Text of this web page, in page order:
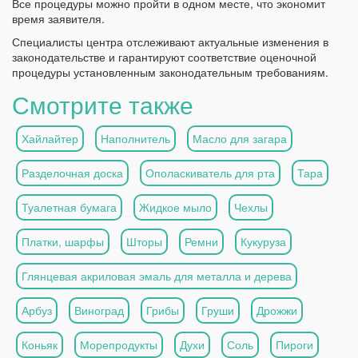
Все процедуры можно пройти в одном месте, что экономит
время заявителя.
Специалисты центра отслеживают актуальные изменения в
законодательстве и гарантируют соответствие оценочной
процедуры установленным законодательным требованиям.
Смотрите также
Хайлайтер Наполнитель Масло для загара
Разделочная доска Ополаскиватель для рта Тара
Туалетная бумага Жидкое мыло Чехлы
Платки, шарфы Шторы Ремни Кукуруза
Глянцевая акриловая эмаль для металла и дерева
Арбуз Виноград Грибы Груши Дрожжи
Коньяк Морепродукты Духи Соль Пироги